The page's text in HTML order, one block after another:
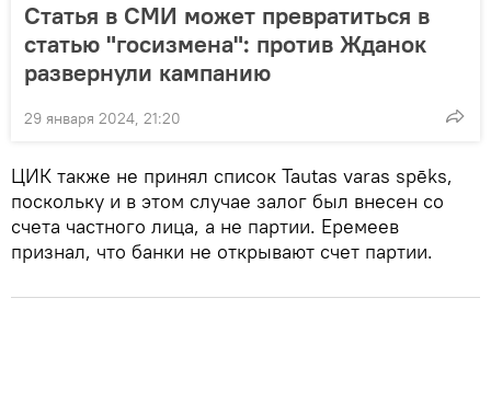
Статья в СМИ может превратиться в
статью "госизмена": против Жданок
развернули кампанию
29 января 2024, 21:20
ЦИК также не принял список Tautas varas spēks,
поскольку и в этом случае залог был внесен со
счета частного лица, а не партии. Еремеев
признал, что банки не открывают счет партии.